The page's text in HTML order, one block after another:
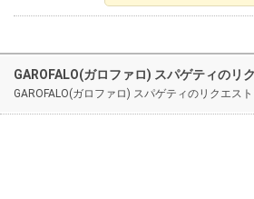
GAROFALO(ガロファロ) スパゲティのリ
GAROFALO(ガロファロ) スパゲティのリクエス